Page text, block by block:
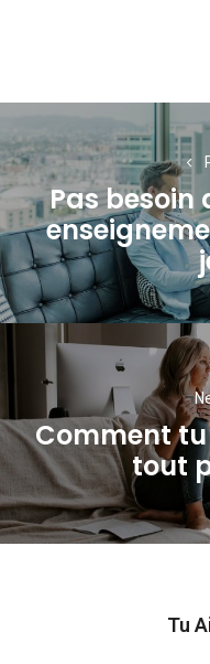
Navigation
de
l’articlePas besoin
Comment
tout
Tu